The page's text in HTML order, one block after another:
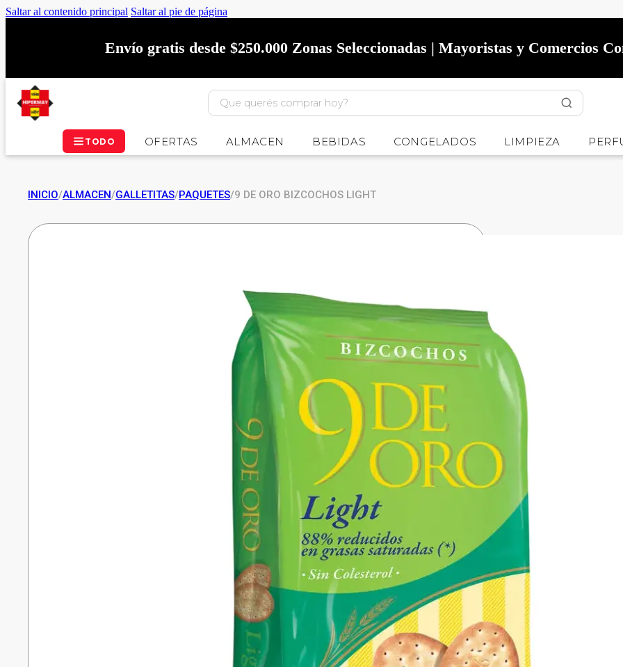
Saltar al contenido principal Saltar al pie de página
Envío gratis desde $250.000 Zonas Seleccionadas | Mayoristas y Comercios
TODO OFERTAS ALMACEN BEBIDAS CONGELADOS LIMPIEZA
INICIO/ALMACEN/GALLETITAS/PAQUETES/9 DE ORO BIZCOCHOS LIGHT